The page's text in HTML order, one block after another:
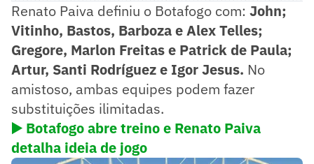
Renato Paiva definiu o Botafogo com: John;
Vitinho, Bastos, Barboza e Alex Telles;
Gregore, Marlon Freitas e Patrick de Paula;
Artur, Santi Rodríguez e Igor Jesus. No
amistoso, ambas equipes podem fazer
substituições ilimitadas.
▶️ Botafogo abre treino e Renato Paiva
detalha ideia de jogo